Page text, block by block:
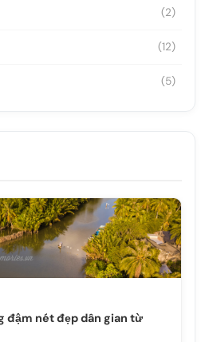
(2)
(12)
(5)
đậm nét đẹp dân gian từ